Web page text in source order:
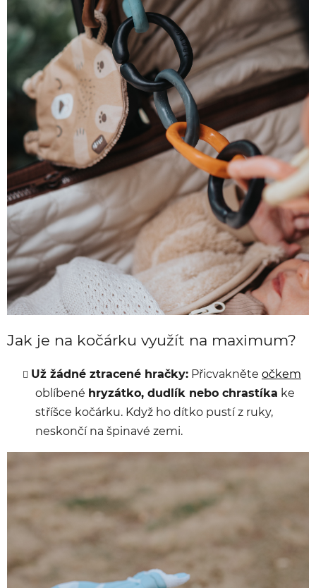
Jak je na kočárku využít na maximum?
Už žádné ztracené hračky: Přicvakněte očkem
oblíbené hryzátko, dudlík nebo chrastíka ke
stříšce kočárku. Když ho dítko pustí z ruky,
neskončí na špinavé zemi.